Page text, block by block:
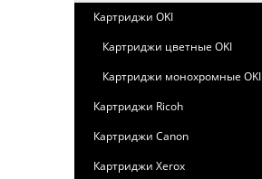
Картриджи OKI
Картриджи цветные OKI
Картриджи монохромные OKI
Картриджи Ricoh
Картриджи Canon
Картриджи Xerox